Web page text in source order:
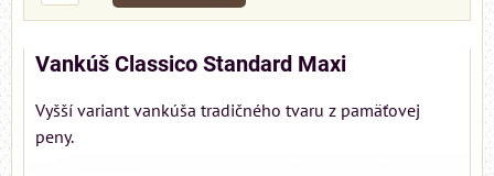
Vankúš Classico Standard Maxi
Vyšší variant vankúša tradičného tvaru z pamäťovej
peny.